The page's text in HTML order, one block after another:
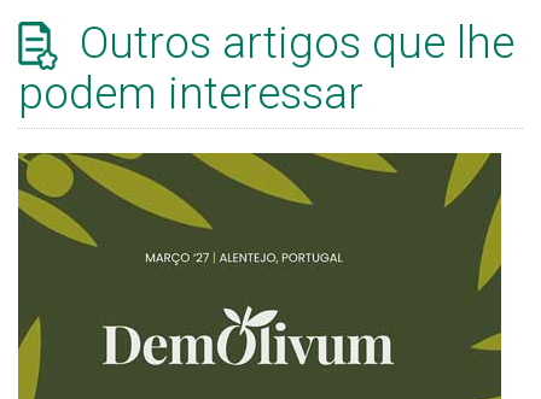
Outros artigos que lhe
podem interessar